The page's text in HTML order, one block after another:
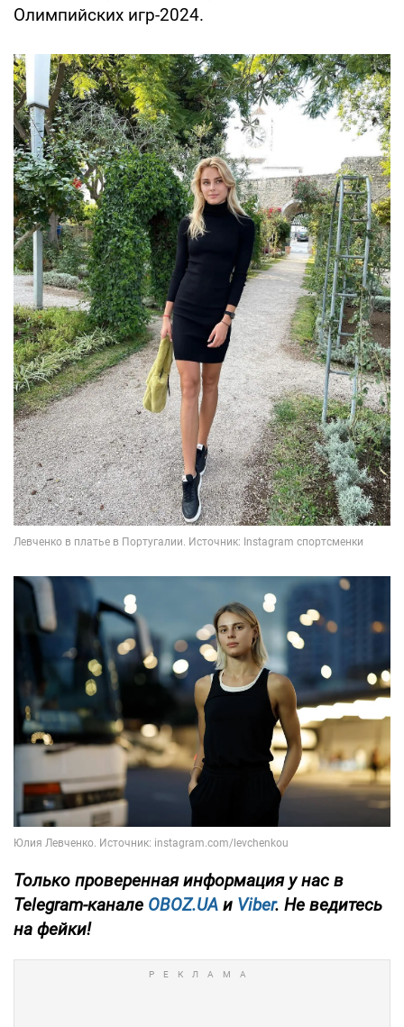
Олимпийских игр-2024.
Только проверенная информация у нас в
Telegram-канале OBOZ.UA и Viber. Не ведитесь
на фейки!